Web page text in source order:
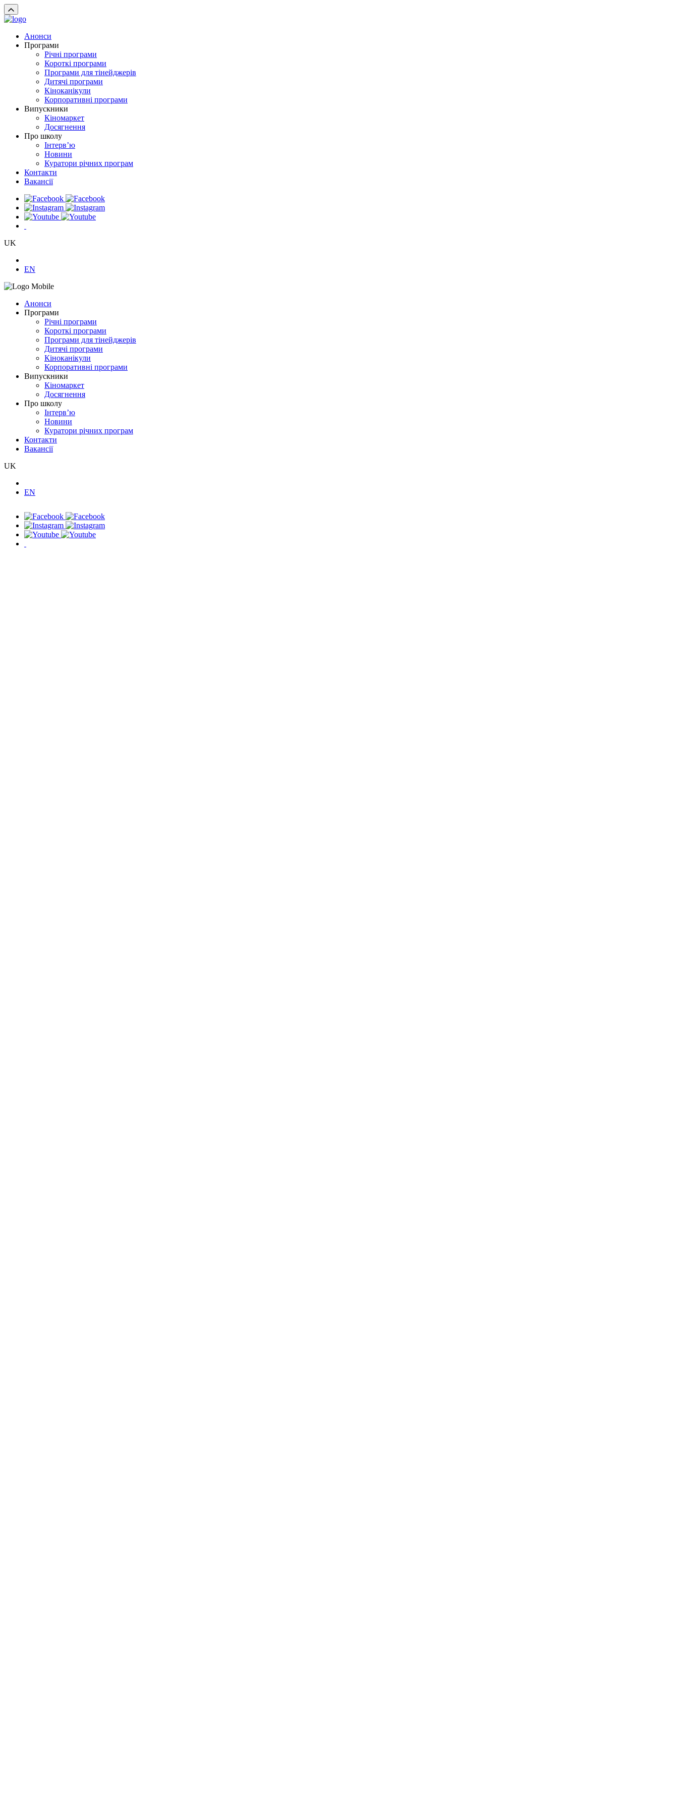
Анонси
Програми
Річні програми
Короткі програми
Програми для тінейджерів
Дитячі програми
Кіноканікули
Корпоративні програми
Випускники
Кіномаркет
Досягнення
Про школу
Інтерв’ю
Новини
Куратори річних програм
Контакти
Вакансії
UK
EN
Анонси
Програми
Річні програми
Короткі програми
Програми для тінейджерів
Дитячі програми
Кіноканікули
Корпоративні програми
Випускники
Кіномаркет
Досягнення
Про школу
Інтерв’ю
Новини
Куратори річних програм
Контакти
Вакансії
UK
EN